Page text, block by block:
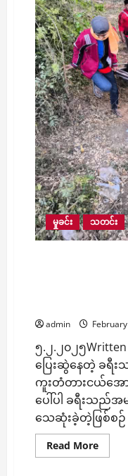
မီးလေ
ဆိုင်
ခန်း
၈
ခန်း
ထက်
မနည်း
ဆုံးရှုံး
မှုခင်း သတင်း
admin
၅.၂.၂၀၂၅Written
ပြေးဆွဲနေတဲ့ ခရီ
ကူးတံတားငယ်အေ
ပေါ်ပါ ခရီးသည်အ
သေဆုံးခဲ့တဲ့ဖြစ်စဉ်
Read MoreRead
more